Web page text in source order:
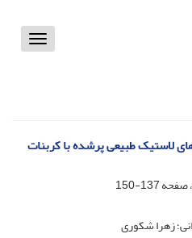
Toggle
لاستیک طبیعی پرشده با کربنات
137-150
زهرا شکوری